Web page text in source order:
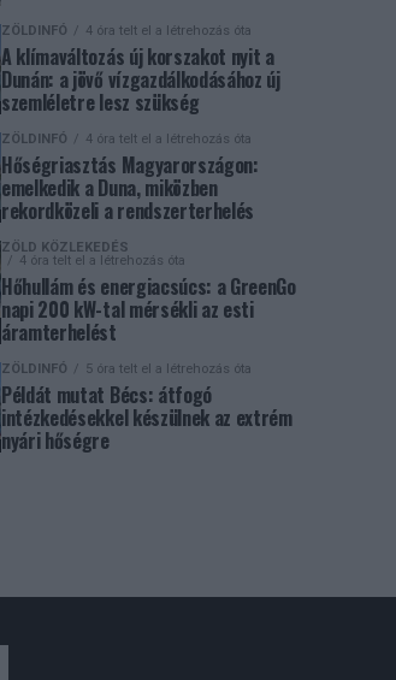
ZÖLDINFÓ 4 óra telt el a létrehozás óta
A klímaváltozás új korszakot nyit a
Dunán: a jövő vízgazdálkodásához új
szemléletre lesz szükség
ZÖLDINFÓ 4 óra telt el a létrehozás óta
Hőségriasztás Magyarországon:
emelkedik a Duna, miközben
rekordközeli a rendszerterhelés
ZÖLD KÖZLEKEDÉS
4 óra telt el a létrehozás óta
Hőhullám és energiacsúcs: a GreenGo
napi 200 kW-tal mérsékli az esti
áramterhelést
ZÖLDINFÓ 5 óra telt el a létrehozás óta
Példát mutat Bécs: átfogó
intézkedésekkel készülnek az extrém
nyári hőségre